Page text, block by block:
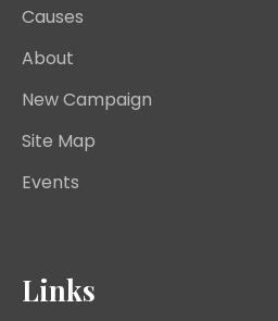
Causes
About
New Campaign
Site Map
Events
Links